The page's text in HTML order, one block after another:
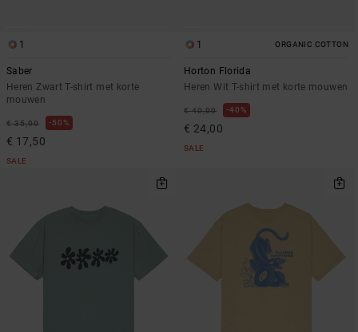
1
Saber
Heren Zwart T-shirt met korte
mouwen
€ 35,00 50%
€ 17,50
SALE
1 ORGANIC COTTON
Horton Florida
Heren Wit T-shirt met korte mouwen
€ 40,00 40%
€ 24,00
SALE